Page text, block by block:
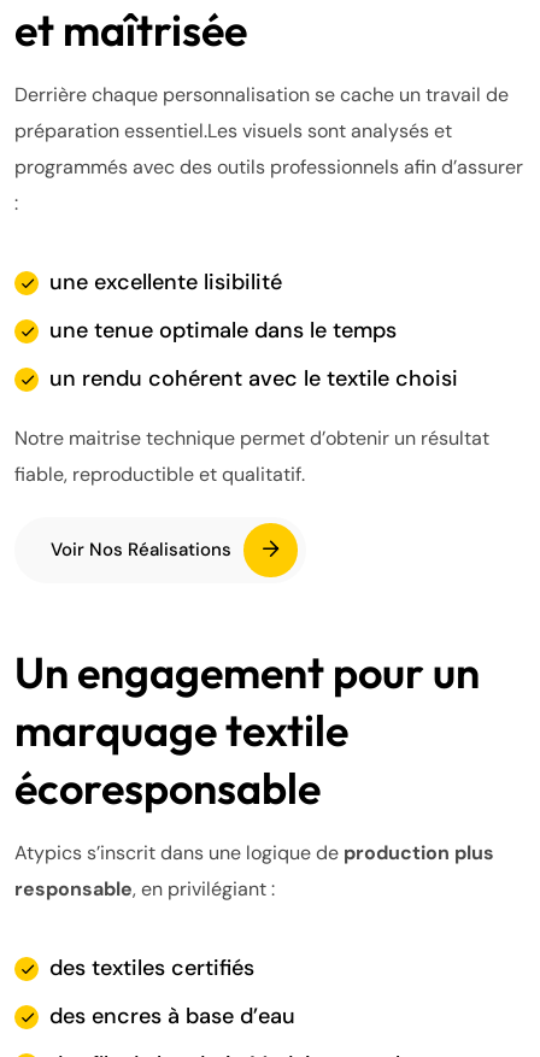
et maîtrisée
Derrière chaque personnalisation se cache un travail de
préparation essentiel.Les visuels sont analysés et
programmés avec des outils professionnels afin d’assurer
:
une excellente lisibilité
une tenue optimale dans le temps
un rendu cohérent avec le textile choisi
Notre maitrise technique permet d’obtenir un résultat
fiable, reproductible et qualitatif.
Voir Nos Réalisations
Un engagement pour un
marquage textile
écoresponsable
Atypics s’inscrit dans une logique de production plus
responsable, en privilégiant :
des textiles certifiés
des encres à base d’eau